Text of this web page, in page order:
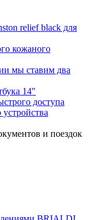
и поездок